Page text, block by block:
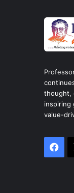
thought,
inspiring
value-